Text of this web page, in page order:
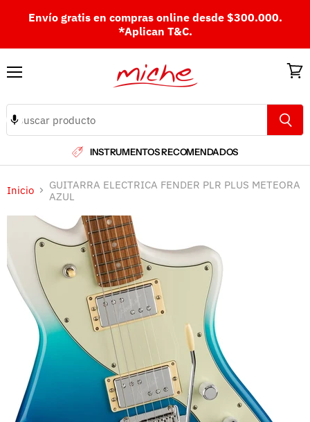
Envío gratis en compras online desde $300.000.
*Aplican T&C.
INSTRUMENTOS RECOMENDADOS
Inicio
GUITARRA ELECTRICA FENDER PLR PLUS METEORA
AZUL